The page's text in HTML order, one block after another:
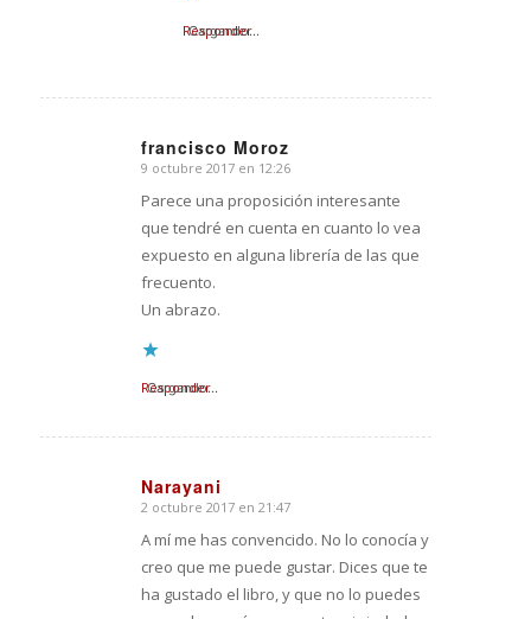
Cargando...
Responder
francisco Moroz
Dice:
9 octubre 2017 en 12:26
Parece una proposición interesante
que tendré en cuenta en cuanto lo vea
expuesto en alguna librería de las que
frecuento.
Un abrazo.
Cargando...
Responder
Narayani
Dice:
2 octubre 2017 en 21:47
A mí me has convencido. No lo conocía y
creo que me puede gustar. Dices que te
ha gustado el libro, y que no lo puedes